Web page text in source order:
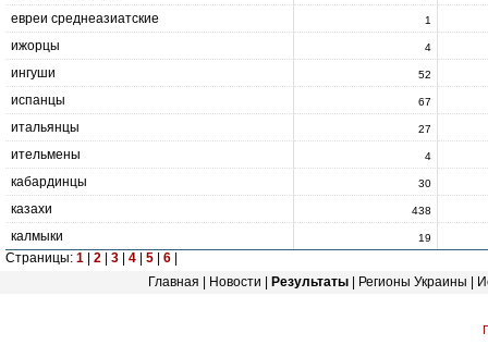
евреи среднеазиатские 1
ижорцы 4
ингуши 52
испанцы 67
итальянцы 27
ительмены 4
кабардинцы 30
казахи 438
калмыки 19
Страницы: 1 2 3 4 5 6
Главная
Новости Результаты| Регионы Украины